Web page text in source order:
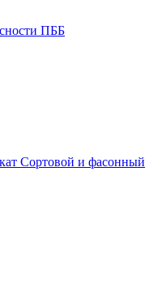
ПББ
Сортовой и фасонный